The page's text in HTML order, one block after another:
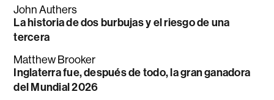
John Authers
La historia de dos burbujas y el riesgo de una
tercera
Matthew Brooker
Inglaterra fue, después de todo, la gran ganadora
del Mundial 2026